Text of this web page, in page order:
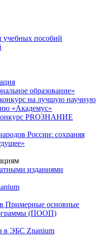
учебных пособий
образование»
на лучшую научную
«Академус»
PROЗНАНИЕ
России: сохраняя
изданиями
Примерные основные
(ПООП)
в ЭБС Znanium